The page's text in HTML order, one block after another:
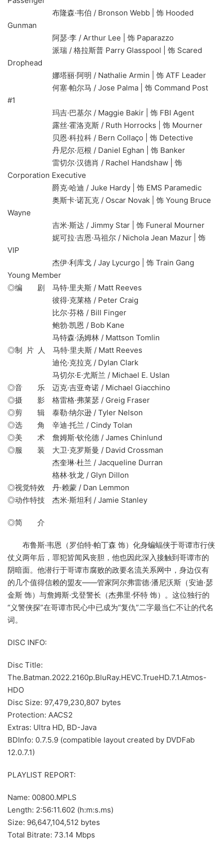
布隆森·韦伯 / Bronson Webb | 饰 Hooded
Gunman
阿瑟·李 / Arthur Lee | 饰 Paparazzo
派瑞 / 格拉斯普 Parry Glasspool | 饰 Scared
Drophead
娜塔丽·阿明 / Nathalie Armin | 饰 ATF Leader
何塞‧帕尔马 / Jose Palma | 饰 Command Post
#1
玛吉·巴基尔 / Maggie Bakir | 饰 FBI Agent
露丝·霍洛克斯 / Ruth Horrocks | 饰 Mourner
贝恩·科拉科 / Bern Collaço | 饰 Detective
丹尼尔·厄根 / Daniel Eghan | 饰 Banker
雷切尔·汉德肖 / Rachel Handshaw | 饰
Corporation Executive
爵克·哈迪 / Juke Hardy | 饰 EMS Paramedic
奥斯卡·诺瓦克 / Oscar Novak | 饰 Young Bruce
Wayne
吉米·斯达 / Jimmy Star | 饰 Funeral Mourner
妮可拉·吉恩·马祖尔 / Nichola Jean Mazur | 饰
VIP
杰伊·利库戈 / Jay Lycurgo | 饰 Train Gang
Young Member
◎编 剧 马特·里夫斯 / Matt Reeves
彼得·克莱格 / Peter Craig
比尔·芬格 / Bill Finger
鲍勃·凯恩 / Bob Kane
马特森·汤姆林 / Mattson Tomlin
◎制 片 人 马特·里夫斯 / Matt Reeves
迪伦·克拉克 / Dylan Clark
马切尔·E·尤斯兰 / Michael E. Uslan
◎音 乐 迈克·吉亚奇诺 / Michael Giacchino
◎摄 影 格雷格·弗莱瑟 / Greig Fraser
◎剪 辑 泰勒·纳尔逊 / Tyler Nelson
◎选 角 辛迪·托兰 / Cindy Tolan
◎美 术 詹姆斯·钦伦德 / James Chinlund
◎服 装 大卫·克罗斯曼 / David Crossman
杰奎琳·杜兰 / Jacqueline Durran
格林·狄龙 / Glyn Dillon
◎视觉特效 丹·赖蒙 / Dan Lemmon
◎动作特技 杰米·斯坦利 / Jamie Stanley
◎简 介
布鲁斯·韦恩（罗伯特·帕丁森 饰）化身蝙蝠侠于哥谭市行侠
仗义两年后，罪犯皆闻风丧胆，他也因此深入接触到哥谭市的
阴暗面。他潜行于哥谭市腐败的政要名流关系网中，身边仅有
的几个值得信赖的盟友——管家阿尔弗雷德·潘尼沃斯（安迪·瑟
金斯 饰）与詹姆斯·戈登警长（杰弗里·怀特 饰）。这位独行的
“义警侠探”在哥谭市民心中已成为“复仇”二字最当仁不让的代名
词。
DISC INFO:
Disc Title:
The.Batman.2022.2160p.BluRay.HEVC.TrueHD.7.1.Atmos-
HDO
Disc Size: 97,479,230,807 bytes
Protection: AACS2
Extras: Ultra HD, BD-Java
BDInfo: 0.7.5.9 (compatible layout created by DVDFab
12.0.7.1)
PLAYLIST REPORT:
Name: 00800.MPLS
Length: 2:56:11.602 (h:m:s.ms)
Size: 96,647,104,512 bytes
Total Bitrate: 73.14 Mbps